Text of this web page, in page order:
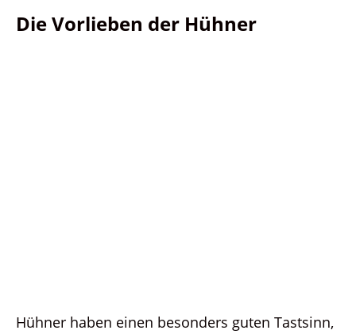
Die Vorlieben der Hühner
Hühner haben einen besonders guten Tastsinn,